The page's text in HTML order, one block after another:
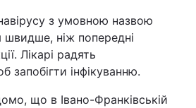
з умовною назвою
швидше, ніж попередні
Лікарі радять
запобігти інфікуванню.
що в Івано-Франківській